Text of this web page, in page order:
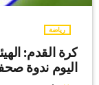
رياضة
كرة القدم:
اليوم ندوة